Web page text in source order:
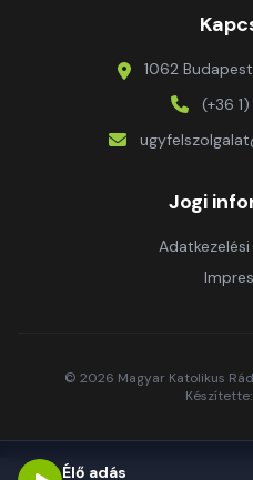
1062
(+36
Jogi
© 2026 Magyar Katolikus
Készítette:
Élő adás